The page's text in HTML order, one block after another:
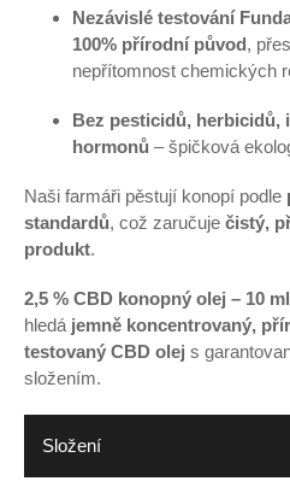
Nezávislé testování
100% přírodní původ,
nepřítomnost chemických
Bez pesticidů, herbicidů,
hormonů – špičková
Naši farmáři pěstují konopí podle
standardů, což zaručuje čistý,
produkt.
2,5 % CBD konopný olej – 10 ml
hledá jemně koncentrovaný,
testovaný CBD olej s
složením.
Složení